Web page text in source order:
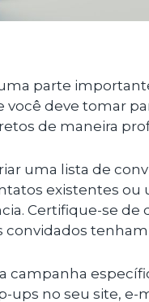
parte
você deve tomar
de maneira
uma lista de
existentes ou
Certifique-se de
campanha
ups no seu site,